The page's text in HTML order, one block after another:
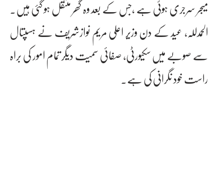
میجر سرجری ہوئی ہے ،جس کے بعد وہ گھر منتقل ہو گئی ہیں۔
الحمدللہ، عید کے دن وزیر اعلی مریم نوازشریف نے ہسپتال
سے صوبے میں سکیورٹی، صفائی سمیت دیگر تمام امور کی براہ
راست خود نگرانی کی ہے۔